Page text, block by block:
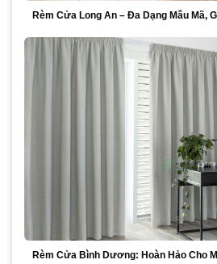
Rèm Cửa Long An – Đa Dạng Mẫu Mã,
Rèm Cửa Bình Dương: Hoàn Hảo Cho